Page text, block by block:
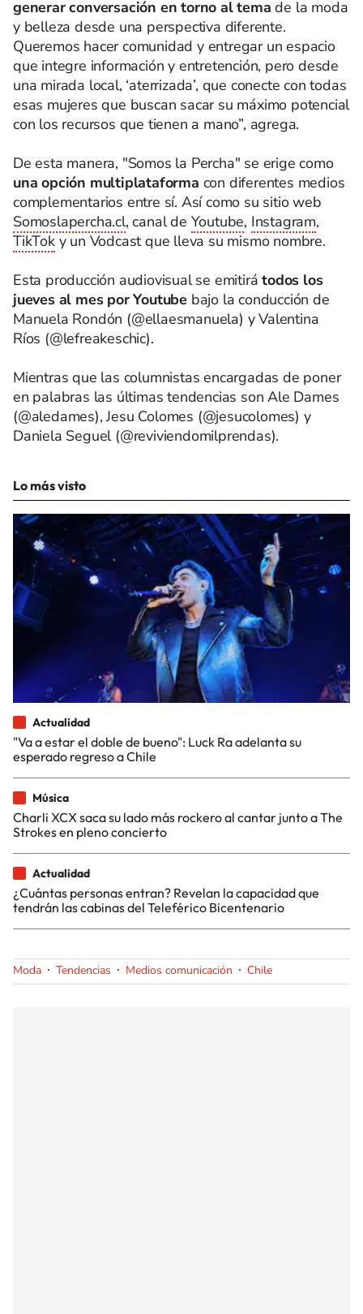
generar conversación en torno al temade la moda
y belleza desde una perspectiva diferente.
Queremos hacer comunidad y entregar un espacio
que integre información y entretención, pero desde
una mirada local, ‘aterrizada’, que conecte con todas
esas mujeres que buscan sacar su máximo potencial
con los recursos que tienen a mano”, agrega.
De esta manera, "Somos la Percha" se erige como
una opción multiplataforma con diferentes medios
complementarios entre sí. Así como su sitio web
Somoslapercha.cl, canal de Youtube, Instagram,
TikToky un Vodcast que lleva su mismo nombre.
Esta producción audiovisual se emitirá todos los
jueves al mes por Youtube bajo la conducción de
Manuela Rondón (@ellaesmanuela) y Valentina
Ríos (@lefreakeschic).
Mientras que las columnistas encargadas de poner
en palabras las últimas tendencias son Ale Dames
(@aledames), Jesu Colomes (@jesucolomes) y
Daniela Seguel (@reviviendomilprendas).
Lo más visto
Actualidad
"Va a estar el doble de bueno": Luck Ra adelanta su
esperado regreso a Chile
Música
Charli XCX saca su lado más rockero al cantar junto a The
Strokes en pleno concierto
Actualidad
¿Cuántas personas entran? Revelan la capacidad que
tendrán las cabinas del Teleférico Bicentenario
Moda Tendencias Medios comunicación Chile